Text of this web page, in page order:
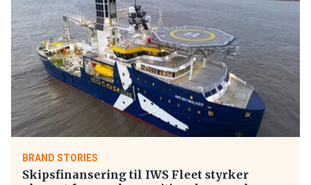
BRAND STORIES
Skipsfinansering til IWS Fleet styrker